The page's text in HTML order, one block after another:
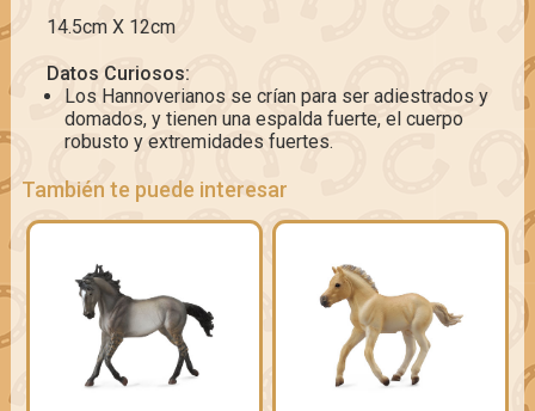
14.5cm X 12cm
Datos Curiosos:
Los Hannoverianos se crían para ser adiestrados y
domados, y tienen una espalda fuerte, el cuerpo
robusto y extremidades fuertes.
También te puede interesar